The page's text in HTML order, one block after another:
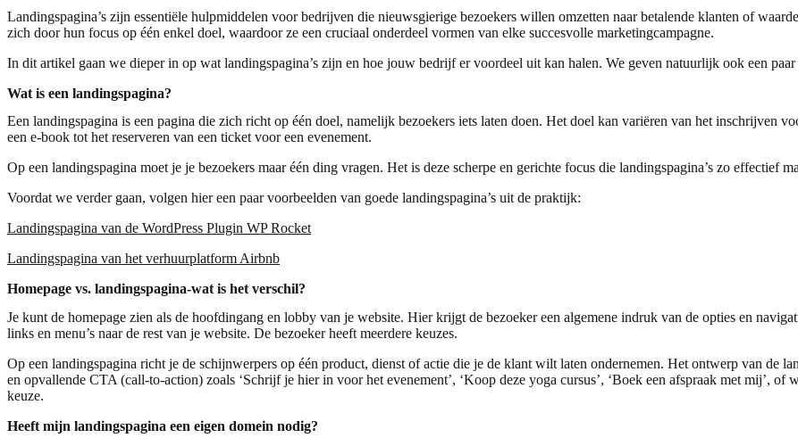
Landingspagina’s zijn essentiële hulpmiddelen voor bedrijven die nieuwsgierige bezoekers willen omzetten naar betalende klanten of
zich door hun focus op één enkel doel, waardoor ze een cruciaal onderdeel vormen van elke succesvolle marketingcampagne.
In dit artikel gaan we dieper in op wat landingspagina’s zijn en hoe jouw bedrijf er voordeel uit kan halen. We geven natuurlijk ook een
Wat is een landingspagina?
Een landingspagina is een pagina die zich richt op één doel, namelijk bezoekers iets laten doen. Het doel kan variëren van het inschrijven
een e-book tot het reserveren van een ticket voor een evenement.
Op een landingspagina moet je je bezoekers maar één ding vragen. Het is deze scherpe en gerichte focus die landingspagina’s zo effectief
Voordat we verder gaan, volgen hier een paar voorbeelden van goede landingspagina’s uit de praktijk:
Landingspagina van de WordPress Plugin WP Rocket
Landingspagina van het verhuurplatform Airbnb
Homepage vs. landingspagina-wat is het verschil?
Je kunt de homepage zien als de hoofdingang en lobby van je website. Hier krijgt de bezoeker een algemene indruk van de opties en
links en menu’s naar de rest van je website. De bezoeker heeft meerdere keuzes.
Op een landingspagina richt je de schijnwerpers op één product, dienst of actie die je de klant wilt laten ondernemen. Het ontwerp van de
en opvallende CTA (call-to-action) zoals ‘Schrijf je hier in voor het evenement’, ‘Koop deze yoga cursus’, ‘Boek een afspraak met mij’,
keuze.
Heeft mijn landingspagina een eigen domein nodig?